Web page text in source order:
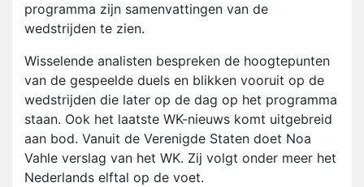
programma zijn samenvattingen van de
wedstrijden te zien.
Wisselende analisten bespreken de hoogtepunten
van de gespeelde duels en blikken vooruit op de
wedstrijden die later op de dag op het programma
staan. Ook het laatste WK-nieuws komt uitgebreid
aan bod. Vanuit de Verenigde Staten doet Noa
Vahle verslag van het WK. Zij volgt onder meer het
Nederlands elftal op de voet.